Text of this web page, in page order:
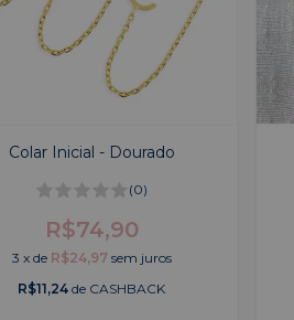
Colar Inicial - Dourado
(0)
R$74,90
3 x de R$24,97 sem juros
R$11,24 de CASHBACK